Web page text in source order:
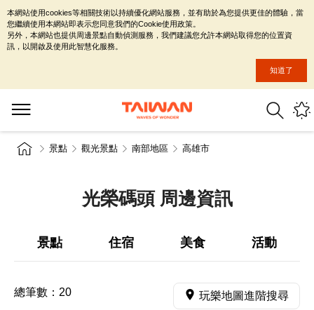
景點 觀光景點 南部地區 高雄市
光榮碼頭 周邊資訊
景點 住宿 美食 活動
總筆數： 20 玩樂地圖進階搜尋
本網站使用cookies等相關技術以持續優化網站服務，並有助於為您提供更佳的體驗，當
您繼續使用本網站即表示您同意我們的Cookie使用政策。
另外，本網站也提供周邊景點自動偵測服務，我們建議您允許本網站取得您的位置資
訊，以開啟及使用此智慧化服務。
知道了